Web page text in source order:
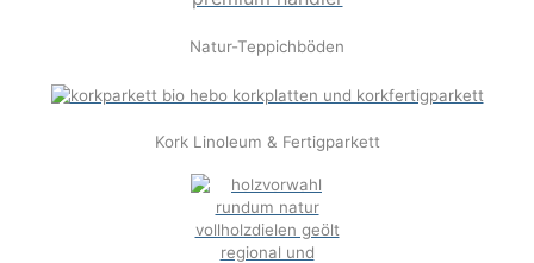
Natur-Teppichböden
Kork Linoleum & Fertigparkett